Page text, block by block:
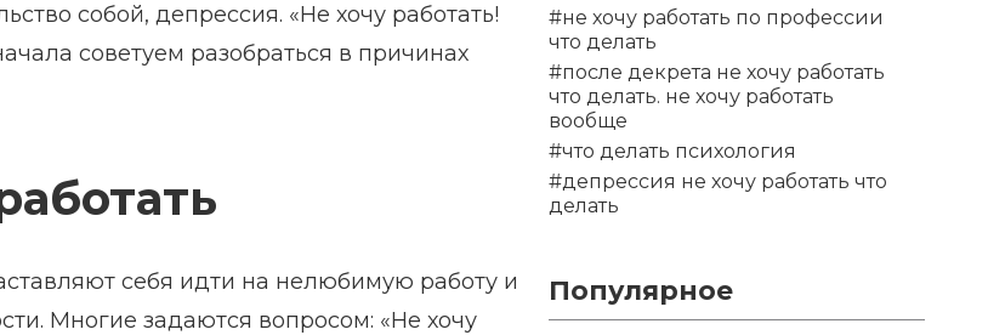
собой, депрессия. «Не хочу работать!
советуем разобраться в причинах
себя идти на нелюбимую работу и
Многие задаются вопросом: «Не хочу
#не хочу работать по профессии
что делать
#после декрета не хочу работать
что делать. не хочу работать
вообще
#что делать психология
#депрессия не хочу работать что
делать
Популярное